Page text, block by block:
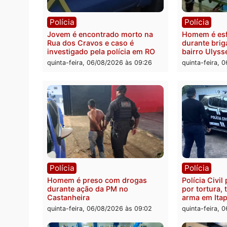
Polícia
Tragédia na BR-364: colisão
entre caminhão e carro deixa
quatro mortos em Porto Velho
Polícia
Jovem é encontrado morto na
Rua dos Cravos e caso é